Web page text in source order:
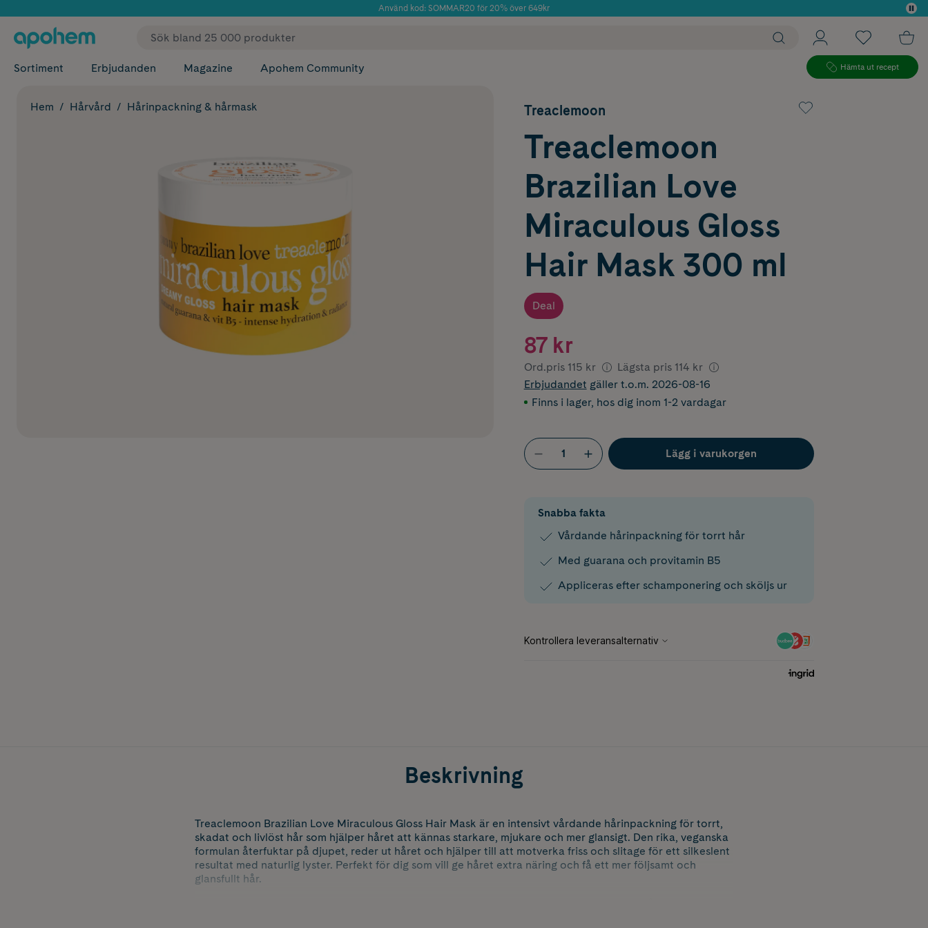
Använd kod: SOMMAR20 för 20% över 649kr
✓ Fri frakt
Sortiment Erbjudanden Magazine Apohem Community Hämta ut recept
Hem Hårvård Hårinpackning & hårmask Treaclemoon
Treaclemoon
Brazilian Love
Miraculous Gloss
Hair Mask 300 ml
Deal
87 kr
Ord.pris 115 kr Lägsta pris 114 kr
Erbjudandet gäller t.o.m. 2026-08-16
Finns i lager, hos dig inom 1-2 vardagar
Lägg i varukorgen
Snabba fakta
Vårdande hårinpackning för torrt hår
Med guarana och provitamin B5
Appliceras efter schamponering och sköljs ur
Beskrivning
Treaclemoon Brazilian Love Miraculous Gloss Hair Mask är en intensivt vårdande hårinpackning för torrt,
skadat och livlöst hår som hjälper håret att kännas starkare, mjukare och mer glansigt. Den rika, veganska
formulan återfuktar på djupet, reder ut håret och hjälper till att motverka friss och slitage för ett silkeslent
resultat med naturlig lyster. Perfekt för dig som vill ge håret extra näring och få ett mer följsamt och
glansfullt hår.